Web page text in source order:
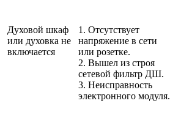
Духовой шкаф
или духовка не
включается
1. Отсутствует
напряжение в сети
или розетке.
2. Вышел из строя
сетевой фильтр ДШ.
3. Неисправность
электронного модуля.